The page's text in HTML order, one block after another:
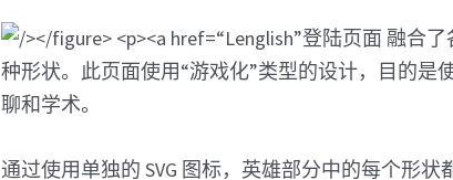
“Lenglish”登陆页面 融合
种形状。此页面使用“游戏化”类型的设计，目的是
聊和学术。
通过使用单独的 SVG 图标，英雄部分中的每个形